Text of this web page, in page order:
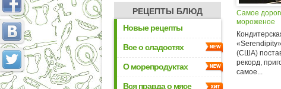
РЕЦЕПТЫ БЛЮД
Новые рецепты
Все о сладостях
О морепродуктах
Вся правда о мясе
Самое
мороженое
(США)
рекорд,
самое...